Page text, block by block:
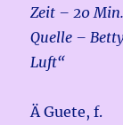
Zeit – 20
Quelle –
Luft“
Ä Guete, f.